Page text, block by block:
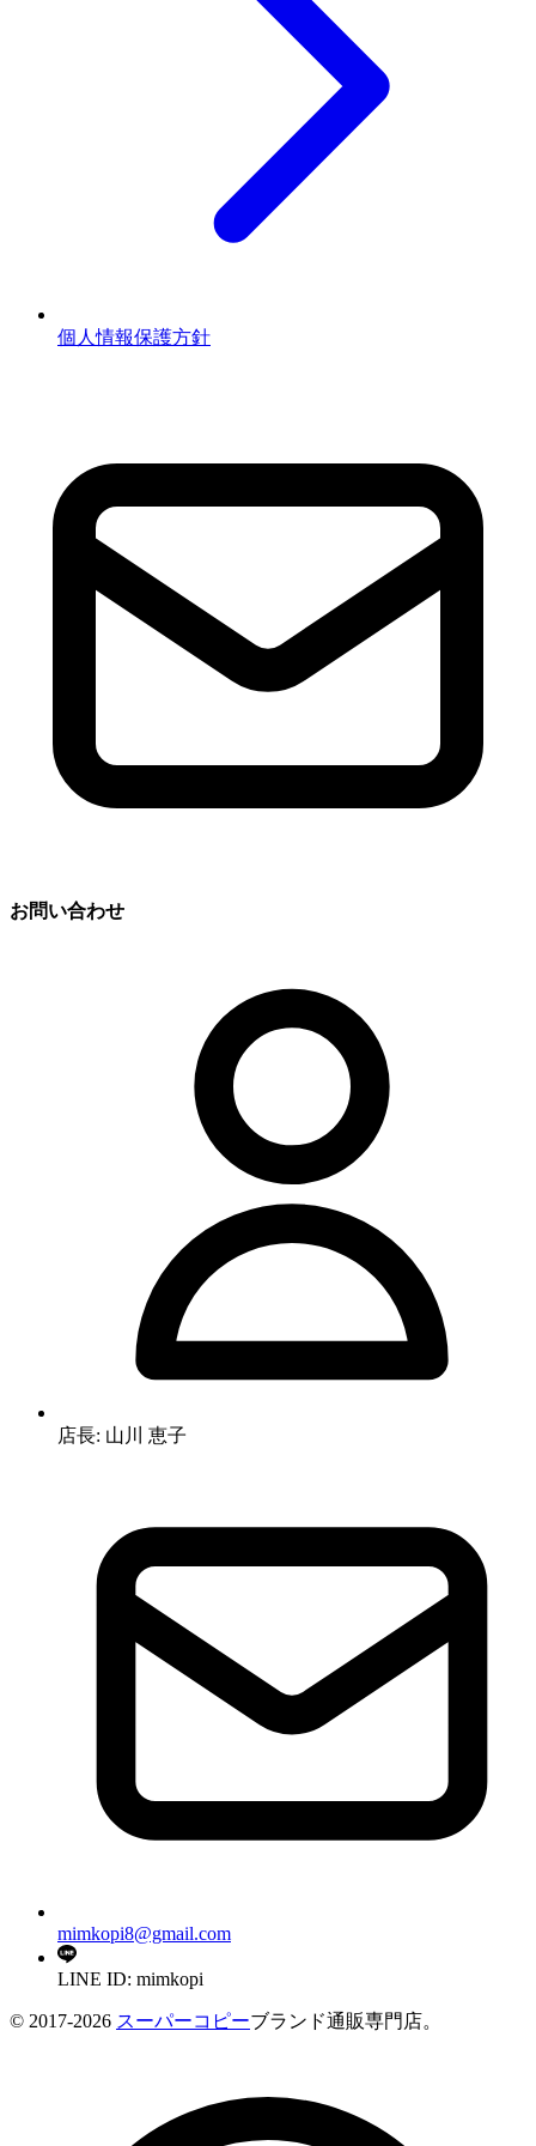
個人情報保護方針
お問い合わせ
店長: 山川 恵子
mimkopi8@gmail.com
LINE ID: mimkopi
© 2017-2026 スーパーコピーブランド通販専門店。